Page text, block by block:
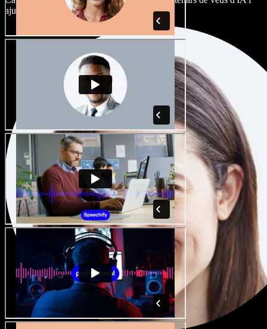
ajusta'n l’accent.